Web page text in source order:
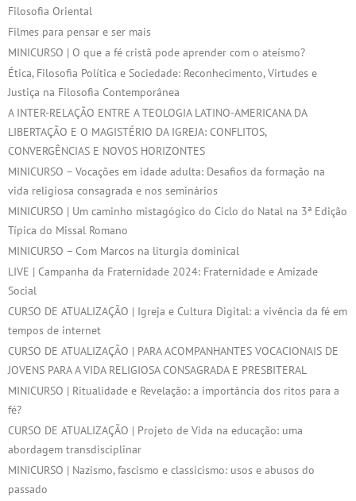
Filosofia Oriental
Filmes para pensar e ser mais
MINICURSO | O que a fé cristã pode aprender com o ateísmo?
Ética, Filosofia Política e Sociedade: Reconhecimento, Virtudes e
Justiça na Filosofia Contemporânea
A INTER-RELAÇÃO ENTRE A TEOLOGIA LATINO-AMERICANA DA
LIBERTAÇÃO E O MAGISTÉRIO DA IGREJA: CONFLITOS,
CONVERGÊNCIAS E NOVOS HORIZONTES
MINICURSO – Vocações em idade adulta: Desafios da formação na
vida religiosa consagrada e nos seminários
MINICURSO | Um caminho mistagógico do Ciclo do Natal na 3ª Edição
Típica do Missal Romano
MINICURSO – Com Marcos na liturgia dominical
LIVE | Campanha da Fraternidade 2024: Fraternidade e Amizade
Social
CURSO DE ATUALIZAÇÃO | Igreja e Cultura Digital: a vivência da fé em
tempos de internet
CURSO DE ATUALIZAÇÃO | PARA ACOMPANHANTES VOCACIONAIS DE
JOVENS PARA A VIDA RELIGIOSA CONSAGRADA E PRESBITERAL
MINICURSO | Ritualidade e Revelação: a importância dos ritos para a
fé?
CURSO DE ATUALIZAÇÃO | Projeto de Vida na educação: uma
abordagem transdisciplinar
MINICURSO | Nazismo, fascismo e classicismo: usos e abusos do
passado